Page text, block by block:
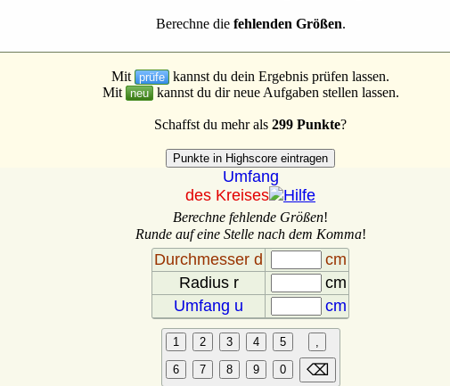
Berechne die fehlenden Größen.
Mit prüfe kannst du dein Ergebnis prüfen lassen.
Mit neukannst du dir neue Aufgaben stellen lassen.
Schaffst du mehr als 299 Punkte?
Umfang
des Kreises
Berechne fehlende Größen!
Runde auf eine Stelle nach dem Komma!
Durchmesser d
cm
Radius r
cm
Umfang u
cm